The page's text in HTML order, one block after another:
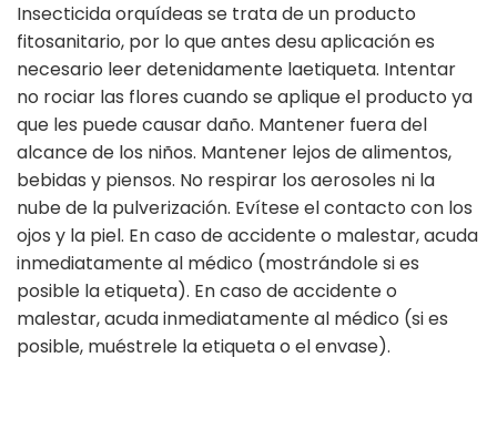
Insecticida orquídeas se trata de un producto
fitosanitario, por lo que antes desu aplicación es
necesario leer detenidamente laetiqueta. Intentar
no rociar las flores cuando se aplique el producto ya
que les puede causar daño. Mantener fuera del
alcance de los niños. Mantener lejos de alimentos,
bebidas y piensos. No respirar los aerosoles ni la
nube de la pulverización. Evítese el contacto con los
ojos y la piel. En caso de accidente o malestar, acuda
inmediatamente al médico (mostrándole si es
posible la etiqueta). En caso de accidente o
malestar, acuda inmediatamente al médico (si es
posible, muéstrele la etiqueta o el envase).